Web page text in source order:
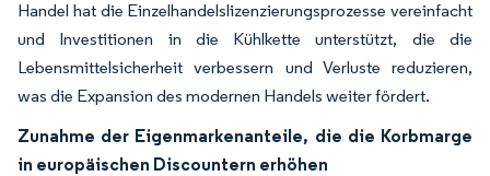
Handel hat die Einzelhandelslizenzierungsprozesse vereinfacht
und Investitionen in die Kühlkette unterstützt, die die
Lebensmittelsicherheit verbessern und Verluste reduzieren,
was die Expansion des modernen Handels weiter fördert.
Zunahme der Eigenmarkenanteile, die die Korbmarge
in europäischen Discountern erhöhen